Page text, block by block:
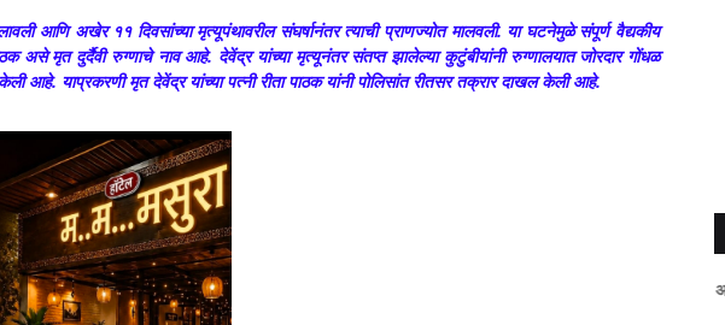
आणि अखेर ११ दिवसांच्या मृत्यूपंथावरील संघर्षानंतर त्याची प्राणज्योत मालवली. या घटनेमुळे संपूर्ण वैद्यकीय
असे मृत दुर्दैवी रुग्णाचे नाव आहे. देवेंद्र यांच्या मृत्यूनंतर संतप्त झालेल्या कुटुंबीयांनी रुग्णालयात जोरदार गोंधळ
आहे. याप्रकरणी मृत देवेंद्र यांच्या पत्नी रीता पाठक यांनी पोलिसांत रीतसर तक्रार दाखल केली आहे.
" सांगली दर्पण न्यूज वर आपल्या